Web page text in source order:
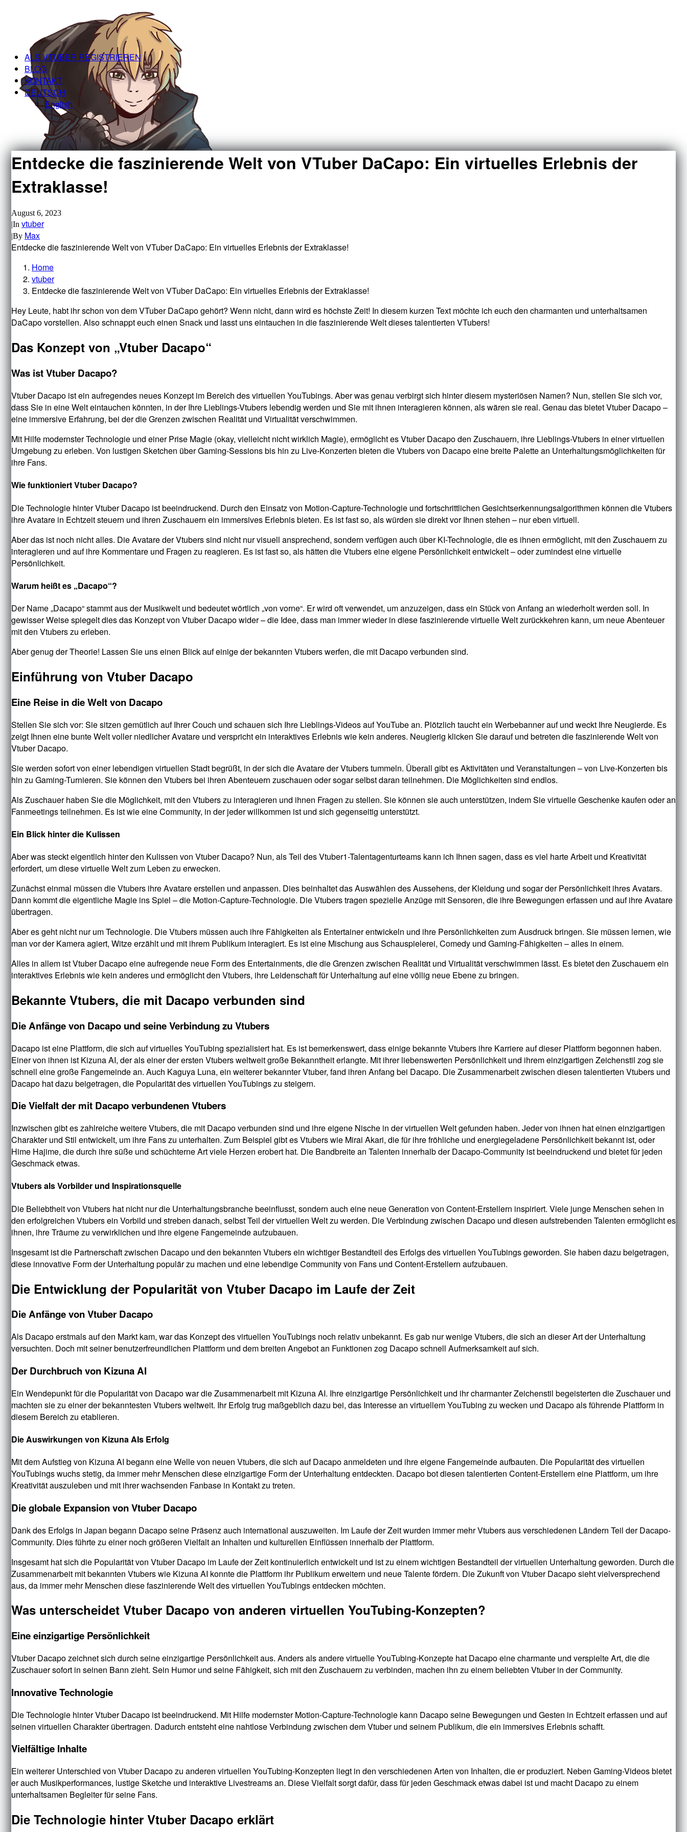
ALS VTUBER REGISTRIEREN
BLOG
KONTAKT
DEUTSCH
English
Entdecke die faszinierende Welt von VTuber DaCapo: Ein virtuelles Erlebnis der
Extraklasse!
August 6, 2023
|In vtuber
|By Max
Entdecke die faszinierende Welt von VTuber DaCapo: Ein virtuelles Erlebnis der Extraklasse!
Home
vtuber
Entdecke die faszinierende Welt von VTuber DaCapo: Ein virtuelles Erlebnis der Extraklasse!
Hey Leute, habt ihr schon von dem VTuber DaCapo gehört? Wenn nicht, dann wird es höchste Zeit! In diesem kurzen Text möchte ich euch den charmanten und unterhaltsamen
DaCapo vorstellen. Also schnappt euch einen Snack und lasst uns eintauchen in die faszinierende Welt dieses talentierten VTubers!
Das Konzept von „Vtuber Dacapo“
Was ist Vtuber Dacapo?
Vtuber Dacapo ist ein aufregendes neues Konzept im Bereich des virtuellen YouTubings. Aber was genau verbirgt sich hinter diesem mysteriösen Namen? Nun, stellen Sie sich vor,
dass Sie in eine Welt eintauchen könnten, in der Ihre Lieblings-Vtubers lebendig werden und Sie mit ihnen interagieren können, als wären sie real. Genau das bietet Vtuber Dacapo –
eine immersive Erfahrung, bei der die Grenzen zwischen Realität und Virtualität verschwimmen.
Mit Hilfe modernster Technologie und einer Prise Magie (okay, vielleicht nicht wirklich Magie), ermöglicht es Vtuber Dacapo den Zuschauern, ihre Lieblings-Vtubers in einer virtuellen
Umgebung zu erleben. Von lustigen Sketchen über Gaming-Sessions bis hin zu Live-Konzerten bieten die Vtubers von Dacapo eine breite Palette an Unterhaltungsmöglichkeiten für
ihre Fans.
Wie funktioniert Vtuber Dacapo?
Die Technologie hinter Vtuber Dacapo ist beeindruckend. Durch den Einsatz von Motion-Capture-Technologie und fortschrittlichen Gesichtserkennungsalgorithmen können die Vtubers
ihre Avatare in Echtzeit steuern und ihren Zuschauern ein immersives Erlebnis bieten. Es ist fast so, als würden sie direkt vor Ihnen stehen – nur eben virtuell.
Aber das ist noch nicht alles. Die Avatare der Vtubers sind nicht nur visuell ansprechend, sondern verfügen auch über KI-Technologie, die es ihnen ermöglicht, mit den Zuschauern zu
interagieren und auf ihre Kommentare und Fragen zu reagieren. Es ist fast so, als hätten die Vtubers eine eigene Persönlichkeit entwickelt – oder zumindest eine virtuelle
Persönlichkeit.
Warum heißt es „Dacapo“?
Der Name „Dacapo“ stammt aus der Musikwelt und bedeutet wörtlich „von vorne“. Er wird oft verwendet, um anzuzeigen, dass ein Stück von Anfang an wiederholt werden soll. In
gewisser Weise spiegelt dies das Konzept von Vtuber Dacapo wider – die Idee, dass man immer wieder in diese faszinierende virtuelle Welt zurückkehren kann, um neue Abenteuer
mit den Vtubers zu erleben.
Aber genug der Theorie! Lassen Sie uns einen Blick auf einige der bekannten Vtubers werfen, die mit Dacapo verbunden sind.
Einführung von Vtuber Dacapo
Eine Reise in die Welt von Dacapo
Stellen Sie sich vor: Sie sitzen gemütlich auf Ihrer Couch und schauen sich Ihre Lieblings-Videos auf YouTube an. Plötzlich taucht ein Werbebanner auf und weckt Ihre Neugierde. Es
zeigt Ihnen eine bunte Welt voller niedlicher Avatare und verspricht ein interaktives Erlebnis wie kein anderes. Neugierig klicken Sie darauf und betreten die faszinierende Welt von
Vtuber Dacapo.
Sie werden sofort von einer lebendigen virtuellen Stadt begrüßt, in der sich die Avatare der Vtubers tummeln. Überall gibt es Aktivitäten und Veranstaltungen – von Live-Konzerten bis
hin zu Gaming-Turnieren. Sie können den Vtubers bei ihren Abenteuern zuschauen oder sogar selbst daran teilnehmen. Die Möglichkeiten sind endlos.
Als Zuschauer haben Sie die Möglichkeit, mit den Vtubers zu interagieren und ihnen Fragen zu stellen. Sie können sie auch unterstützen, indem Sie virtuelle Geschenke kaufen oder an
Fanmeetings teilnehmen. Es ist wie eine Community, in der jeder willkommen ist und sich gegenseitig unterstützt.
Ein Blick hinter die Kulissen
Aber was steckt eigentlich hinter den Kulissen von Vtuber Dacapo? Nun, als Teil des Vtuber1-Talentagenturteams kann ich Ihnen sagen, dass es viel harte Arbeit und Kreativität
erfordert, um diese virtuelle Welt zum Leben zu erwecken.
Zunächst einmal müssen die Vtubers ihre Avatare erstellen und anpassen. Dies beinhaltet das Auswählen des Aussehens, der Kleidung und sogar der Persönlichkeit ihres Avatars.
Dann kommt die eigentliche Magie ins Spiel – die Motion-Capture-Technologie. Die Vtubers tragen spezielle Anzüge mit Sensoren, die ihre Bewegungen erfassen und auf ihre Avatare
übertragen.
Aber es geht nicht nur um Technologie. Die Vtubers müssen auch ihre Fähigkeiten als Entertainer entwickeln und ihre Persönlichkeiten zum Ausdruck bringen. Sie müssen lernen, wie
man vor der Kamera agiert, Witze erzählt und mit ihrem Publikum interagiert. Es ist eine Mischung aus Schauspielerei, Comedy und Gaming-Fähigkeiten – alles in einem.
Alles in allem ist Vtuber Dacapo eine aufregende neue Form des Entertainments, die die Grenzen zwischen Realität und Virtualität verschwimmen lässt. Es bietet den Zuschauern ein
interaktives Erlebnis wie kein anderes und ermöglicht den Vtubers, ihre Leidenschaft für Unterhaltung auf eine völlig neue Ebene zu bringen.
Bekannte Vtubers, die mit Dacapo verbunden sind
Die Anfänge von Dacapo und seine Verbindung zu Vtubers
Dacapo ist eine Plattform, die sich auf virtuelles YouTubing spezialisiert hat. Es ist bemerkenswert, dass einige bekannte Vtubers ihre Karriere auf dieser Plattform begonnen haben.
Einer von ihnen ist Kizuna AI, der als einer der ersten Vtubers weltweit große Bekanntheit erlangte. Mit ihrer liebenswerten Persönlichkeit und ihrem einzigartigen Zeichenstil zog sie
schnell eine große Fangemeinde an. Auch Kaguya Luna, ein weiterer bekannter Vtuber, fand ihren Anfang bei Dacapo. Die Zusammenarbeit zwischen diesen talentierten Vtubers und
Dacapo hat dazu beigetragen, die Popularität des virtuellen YouTubings zu steigern.
Die Vielfalt der mit Dacapo verbundenen Vtubers
Inzwischen gibt es zahlreiche weitere Vtubers, die mit Dacapo verbunden sind und ihre eigene Nische in der virtuellen Welt gefunden haben. Jeder von ihnen hat einen einzigartigen
Charakter und Stil entwickelt, um ihre Fans zu unterhalten. Zum Beispiel gibt es Vtubers wie Mirai Akari, die für ihre fröhliche und energiegeladene Persönlichkeit bekannt ist, oder
Hime Hajime, die durch ihre süße und schüchterne Art viele Herzen erobert hat. Die Bandbreite an Talenten innerhalb der Dacapo-Community ist beeindruckend und bietet für jeden
Geschmack etwas.
Vtubers als Vorbilder und Inspirationsquelle
Die Beliebtheit von Vtubers hat nicht nur die Unterhaltungsbranche beeinflusst, sondern auch eine neue Generation von Content-Erstellern inspiriert. Viele junge Menschen sehen in
den erfolgreichen Vtubers ein Vorbild und streben danach, selbst Teil der virtuellen Welt zu werden. Die Verbindung zwischen Dacapo und diesen aufstrebenden Talenten ermöglicht es
ihnen, ihre Träume zu verwirklichen und ihre eigene Fangemeinde aufzubauen.
Insgesamt ist die Partnerschaft zwischen Dacapo und den bekannten Vtubers ein wichtiger Bestandteil des Erfolgs des virtuellen YouTubings geworden. Sie haben dazu beigetragen,
diese innovative Form der Unterhaltung populär zu machen und eine lebendige Community von Fans und Content-Erstellern aufzubauen.
Die Entwicklung der Popularität von Vtuber Dacapo im Laufe der Zeit
Die Anfänge von Vtuber Dacapo
Als Dacapo erstmals auf den Markt kam, war das Konzept des virtuellen YouTubings noch relativ unbekannt. Es gab nur wenige Vtubers, die sich an dieser Art der Unterhaltung
versuchten. Doch mit seiner benutzerfreundlichen Plattform und dem breiten Angebot an Funktionen zog Dacapo schnell Aufmerksamkeit auf sich.
Der Durchbruch von Kizuna AI
Ein Wendepunkt für die Popularität von Dacapo war die Zusammenarbeit mit Kizuna AI. Ihre einzigartige Persönlichkeit und ihr charmanter Zeichenstil begeisterten die Zuschauer und
machten sie zu einer der bekanntesten Vtubers weltweit. Ihr Erfolg trug maßgeblich dazu bei, das Interesse an virtuellem YouTubing zu wecken und Dacapo als führende Plattform in
diesem Bereich zu etablieren.
Die Auswirkungen von Kizuna AIs Erfolg
Mit dem Aufstieg von Kizuna AI begann eine Welle von neuen Vtubers, die sich auf Dacapo anmeldeten und ihre eigene Fangemeinde aufbauten. Die Popularität des virtuellen
YouTubings wuchs stetig, da immer mehr Menschen diese einzigartige Form der Unterhaltung entdeckten. Dacapo bot diesen talentierten Content-Erstellern eine Plattform, um ihre
Kreativität auszuleben und mit ihrer wachsenden Fanbase in Kontakt zu treten.
Die globale Expansion von Vtuber Dacapo
Dank des Erfolgs in Japan begann Dacapo seine Präsenz auch international auszuweiten. Im Laufe der Zeit wurden immer mehr Vtubers aus verschiedenen Ländern Teil der Dacapo-
Community. Dies führte zu einer noch größeren Vielfalt an Inhalten und kulturellen Einflüssen innerhalb der Plattform.
Insgesamt hat sich die Popularität von Vtuber Dacapo im Laufe der Zeit kontinuierlich entwickelt und ist zu einem wichtigen Bestandteil der virtuellen Unterhaltung geworden. Durch die
Zusammenarbeit mit bekannten Vtubers wie Kizuna AI konnte die Plattform ihr Publikum erweitern und neue Talente fördern. Die Zukunft von Vtuber Dacapo sieht vielversprechend
aus, da immer mehr Menschen diese faszinierende Welt des virtuellen YouTubings entdecken möchten.
Was unterscheidet Vtuber Dacapo von anderen virtuellen YouTubing-Konzepten?
Eine einzigartige Persönlichkeit
Vtuber Dacapo zeichnet sich durch seine einzigartige Persönlichkeit aus. Anders als andere virtuelle YouTubing-Konzepte hat Dacapo eine charmante und verspielte Art, die die
Zuschauer sofort in seinen Bann zieht. Sein Humor und seine Fähigkeit, sich mit den Zuschauern zu verbinden, machen ihn zu einem beliebten Vtuber in der Community.
Innovative Technologie
Die Technologie hinter Vtuber Dacapo ist beeindruckend. Mit Hilfe modernster Motion-Capture-Technologie kann Dacapo seine Bewegungen und Gesten in Echtzeit erfassen und auf
seinen virtuellen Charakter übertragen. Dadurch entsteht eine nahtlose Verbindung zwischen dem Vtuber und seinem Publikum, die ein immersives Erlebnis schafft.
Vielfältige Inhalte
Ein weiterer Unterschied von Vtuber Dacapo zu anderen virtuellen YouTubing-Konzepten liegt in den verschiedenen Arten von Inhalten, die er produziert. Neben Gaming-Videos bietet
er auch Musikperformances, lustige Sketche und interaktive Livestreams an. Diese Vielfalt sorgt dafür, dass für jeden Geschmack etwas dabei ist und macht Dacapo zu einem
unterhaltsamen Begleiter für seine Fans.
Die Technologie hinter Vtuber Dacapo erklärt